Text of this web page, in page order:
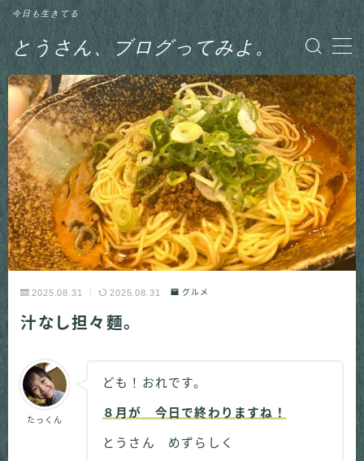
とうさん、ブログってみよ。
今日も生きてる
MENU
グルメ
日記
釣り
2025.08.31 2025.08.31 グルメ
汁なし担々麵。
たっくん
ども！おれです。
８月が 今日で終わりますね！
とうさん めずらしく